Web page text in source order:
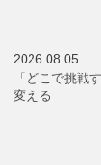
2026.08.05
「どこで挑戦
変える